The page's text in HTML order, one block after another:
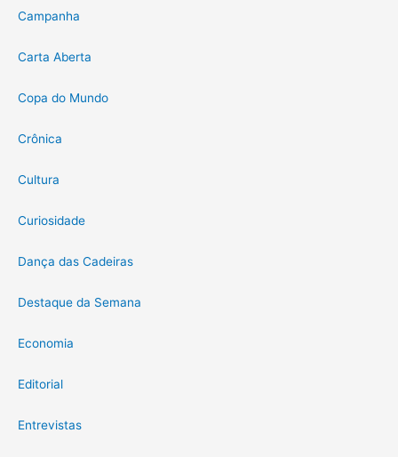
Campanha
Carta Aberta
Copa do Mundo
Crônica
Cultura
Curiosidade
Dança das Cadeiras
Destaque da Semana
Economia
Editorial
Entrevistas